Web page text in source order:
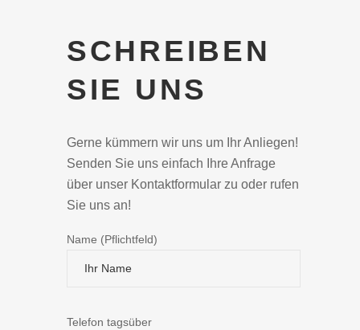
SCHREIBEN
SIE UNS
Gerne kümmern wir uns um Ihr Anliegen!
Senden Sie uns einfach Ihre Anfrage
über unser Kontaktformular zu oder rufen
Sie uns an!
Name (Pflichtfeld)
Telefon tagsüber